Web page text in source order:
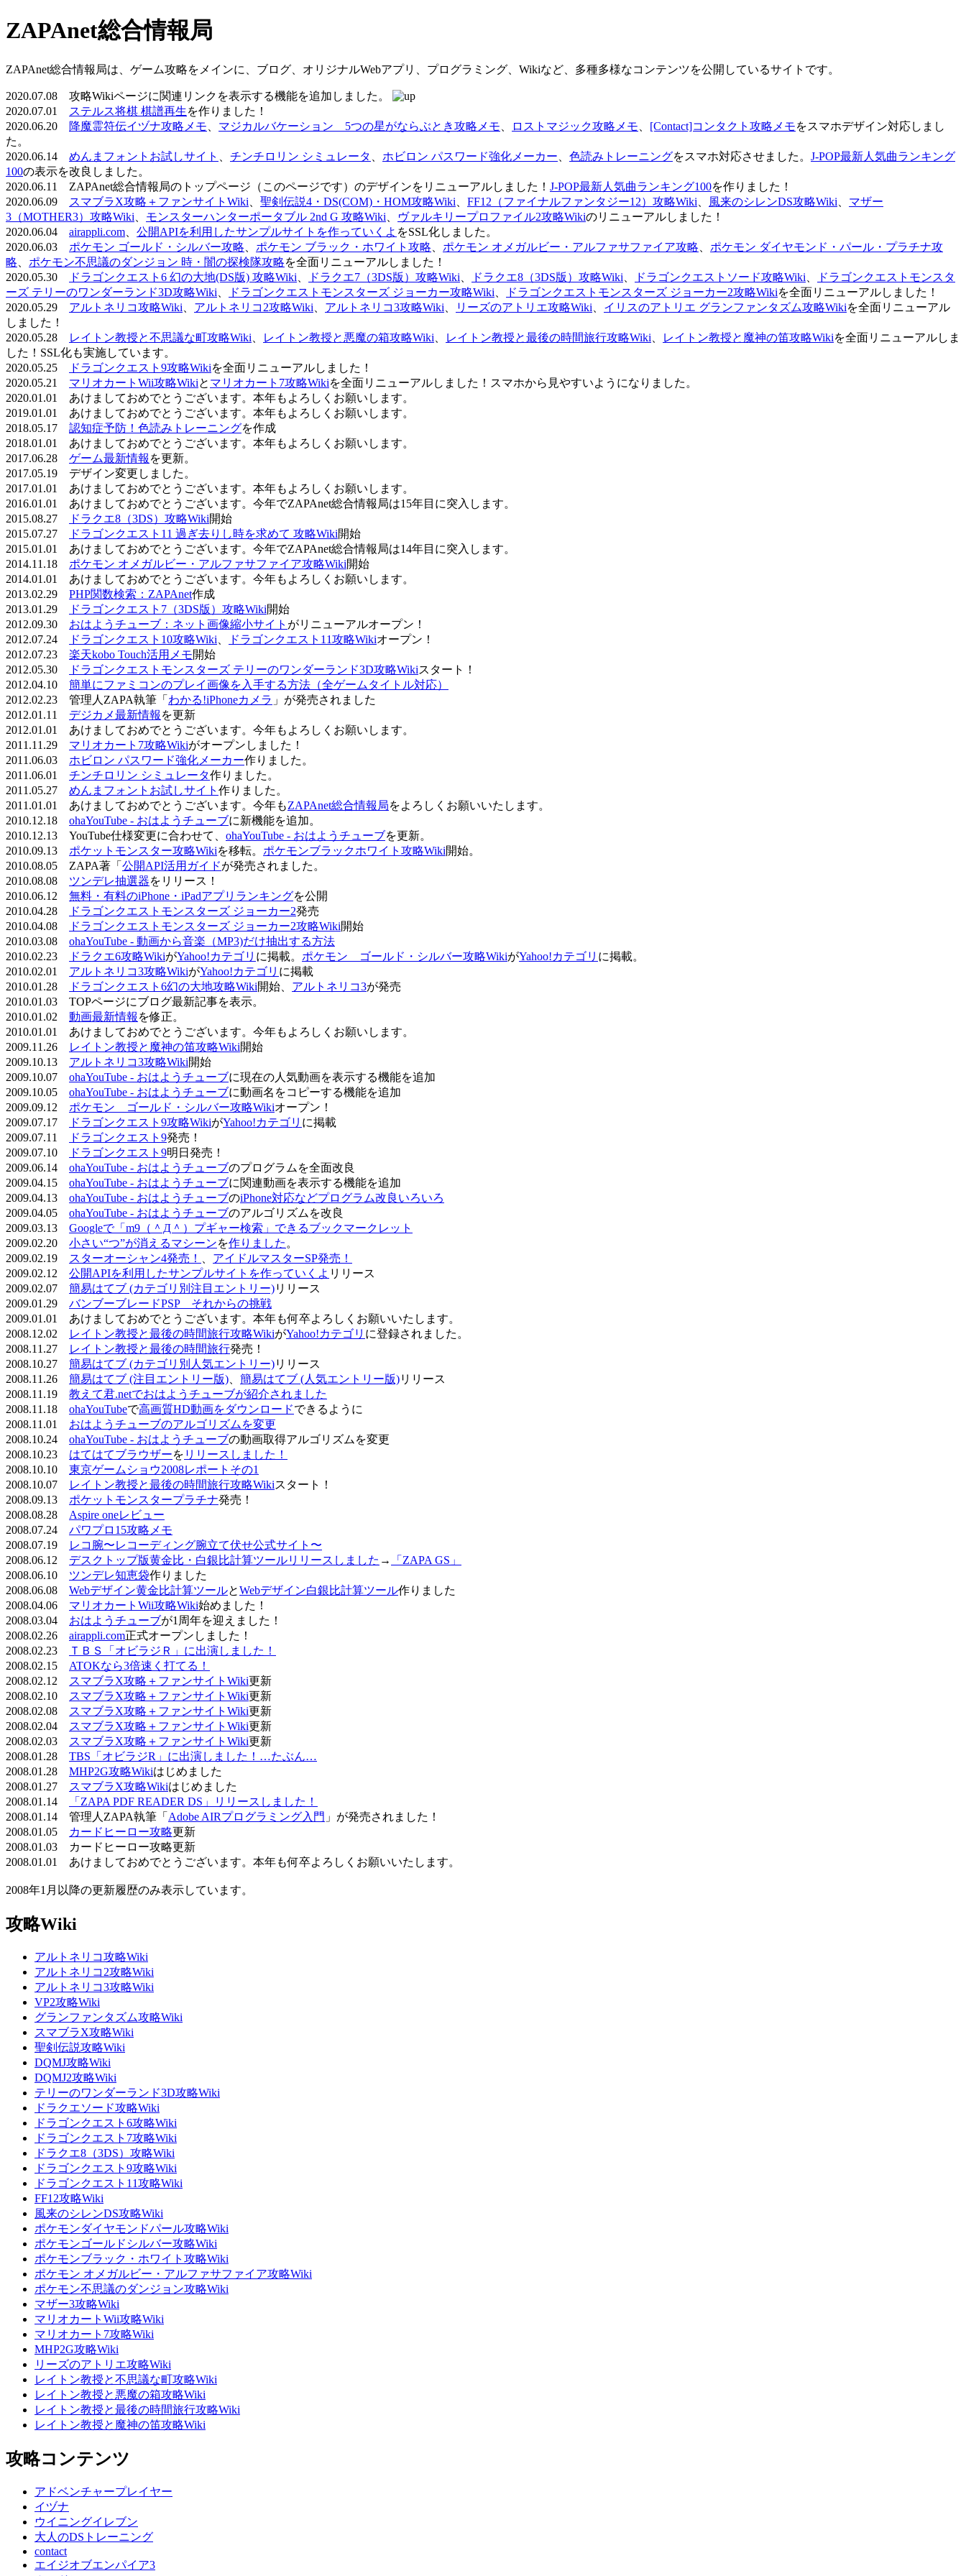
ZAPAnet総合情報局
ZAPAnet総合情報局は、ゲーム攻略をメインに、ブログ、オリジナルWebアプリ、プログラミング、Wikiなど、多種多様なコンテンツを公開しているサイトです。
2020.07.08 攻略Wikiページに関連リンクを表示する機能を追加しました。
2020.07.01
ステルス将棋 棋譜再生を作りました！
2020.06.20
降魔霊符伝イヅナ攻略メモ マジカルバケーション 5つの星がならぶとき攻略メモ ロストマジック攻略メモ [Contact]コンタクト攻略メモをスマホデザイン対応しまし
た。
2020.06.14 めんまフォントお試しサイト チンチロリン シミュレータ ホビロン パスワード強化メーカー 色読みトレーニングをスマホ対応させました。 J-POP最新人気曲ランキング
100の表示を改良しました。
2020.06.11 ZAPAnet総合情報局のトップページ（このページです）のデザインをリニューアルしました！ J-POP最新人気曲ランキング100を作りました！
2020.06.09
スマブラX攻略＋ファンサイトWiki 聖剣伝説4・DS(COM)・HOM攻略Wiki FF12（ファイナルファンタジー12）攻略Wiki 風来のシレンDS攻略Wiki
マザー
3（MOTHER3）攻略Wiki
モンスターハンターポータブル 2nd G 攻略Wiki ヴァルキリープロファイル2攻略Wikiのリニューアルしました！
2020.06.04 airappli.com 公開APIを利用したサンプルサイトを作っていくよ をSSL化しました。
2020.06.03 ポケモン ゴールド・シルバー攻略 ポケモン ブラック・ホワイト攻略 ポケモン オメガルビー・アルファサファイア攻略
ポケモン ダイヤモンド・パール・プラチナ攻
略
ポケモン不思議のダンジョン 時・闇の探検隊攻略を全面リニューアルしました！
2020.05.30
ドラゴンクエスト6 幻の大地(DS版) 攻略Wiki ドラクエ7（3DS版）攻略Wiki ドラクエ8（3DS版）攻略Wiki ドラゴンクエストソード攻略Wiki
ドラゴンクエストモンスタ
ーズ テリーのワンダーランド3D攻略Wiki
ドラゴンクエストモンスターズ ジョーカー攻略Wiki ドラゴンクエストモンスターズ ジョーカー2攻略Wikiを全面リニューアルしました！
2020.05.29 アルトネリコ攻略Wiki アルトネリコ2攻略Wiki アルトネリコ3攻略Wiki リーズのアトリエ攻略Wiki イリスのアトリエ グランファンタズム攻略Wikiを全面リニューアル
しました！
2020.05.28
レイトン教授と不思議な町攻略Wiki レイトン教授と悪魔の箱攻略Wiki レイトン教授と最後の時間旅行攻略Wiki レイトン教授と魔神の笛攻略Wikiを全面リニューアルしま
した！SSL化も実施しています。
2020.05.25
ドラゴンクエスト9攻略Wikiを全面リニューアルしました！
2020.05.21 マリオカートWii攻略Wikiと マリオカート7攻略Wikiを全面リニューアルしました！スマホから見やすいようになりました。
2020.01.01 あけましておめでとうございます。本年もよろしくお願いします。
2019.01.01 あけましておめでとうございます。本年もよろしくお願いします。
2018.05.17 認知症予防！色読みトレーニングを作成
2018.01.01 あけましておめでとうございます。本年もよろしくお願いします。
2017.06.28 ゲーム最新情報 を更新。
2017.05.19 デザイン変更しました。
2017.01.01 あけましておめでとうございます。本年もよろしくお願いします。
2016.01.01 あけましておめでとうございます。今年でZAPAnet総合情報局は15年目に突入します。
2015.08.27
ドラクエ8（3DS）攻略Wiki開始
2015.07.27
ドラゴンクエスト11 過ぎ去りし時を求めて 攻略Wiki開始
2015.01.01 あけましておめでとうございます。今年でZAPAnet総合情報局は14年目に突入します。
2014.11.18 ポケモン オメガルビー・アルファサファイア攻略Wiki開始
2014.01.01 あけましておめでとうございます。今年もよろしくお願いします。
2013.02.29 PHP関数検索：ZAPAnet作成
2013.01.29
ドラゴンクエスト7（3DS版）攻略Wiki開始
2012.09.30 おはようチューブ：ネット画像縮小サイト がリニューアルオープン！
2012.07.24
ドラゴンクエスト10攻略Wiki ドラゴンクエスト11攻略Wikiオープン！
2012.07.23 楽天kobo Touch活用メモ開始
2012.05.30
ドラゴンクエストモンスターズ テリーのワンダーランド3D攻略Wikiスタート！
2012.04.10 簡単にファミコンのプレイ画像を入手する方法（全ゲームタイトル対応）
2012.02.23 管理人ZAPA執筆「 わかる!iPhoneカメラ 」が発売されました
2012.01.11 デジカメ最新情報 を更新
2012.01.01 あけましておめでとうございます。今年もよろしくお願いします。
2011.11.29 マリオカート7攻略Wikiがオープンしました！
2011.06.03 ホビロン パスワード強化メーカー作りました。
2011.06.01 チンチロリン シミュレータ作りました。
2011.05.27 めんまフォントお試しサイト 作りました。
2011.01.01 あけましておめでとうございます。今年もZAPAnet総合情報局をよろしくお願いいたします。
2010.12.18 ohaYouTube - おはようチューブに新機能を追加。
2010.12.13 YouTube仕様変更に合わせて、 ohaYouTube - おはようチューブを更新。
2010.09.13 ポケットモンスター攻略Wikiを移転。 ポケモンブラックホワイト攻略Wiki開始。
2010.08.05 ZAPA著「 公開API活用ガイドが発売されました。
2010.08.08 ツンデレ抽選器をリリース！
2010.06.12 無料・有料のiPhone・iPadアプリランキングを公開
2010.04.28
ドラゴンクエストモンスターズ ジョーカー2発売
2010.04.08
ドラゴンクエストモンスターズ ジョーカー2攻略Wiki開始
2010.03.08 ohaYouTube - 動画から音楽（MP3)だけ抽出する方法
2010.02.23
ドラクエ6攻略WikiがYahoo!カテゴリ に掲載。 ポケモン ゴールド・シルバー攻略WikiがYahoo!カテゴリ に掲載。
2010.02.01 アルトネリコ3攻略WikiがYahoo!カテゴリ に掲載
2010.01.28
ドラゴンクエスト6幻の大地攻略Wiki開始、 アルトネリコ3が発売
2010.01.03 TOPページにブログ最新記事を表示。
2010.01.02 動画最新情報 を修正。
2010.01.01 あけましておめでとうございます。今年もよろしくお願いします。
2009.11.26
レイトン教授と魔神の笛攻略Wiki開始
2009.10.13 アルトネリコ3攻略Wiki開始
2009.10.07 ohaYouTube - おはようチューブに現在の人気動画を表示する機能を追加
2009.10.05 ohaYouTube - おはようチューブに動画名をコピーする機能を追加
2009.09.12 ポケモン ゴールド・シルバー攻略Wikiオープン！
2009.07.17
ドラゴンクエスト9攻略WikiがYahoo!カテゴリ に掲載
2009.07.11
ドラゴンクエスト9発売！
2009.07.10
ドラゴンクエスト9明日発売！
2009.06.14 ohaYouTube - おはようチューブのプログラムを全面改良
2009.04.15 ohaYouTube - おはようチューブに関連動画を表示する機能を追加
2009.04.13 ohaYouTube - おはようチューブのiPhone対応などプログラム改良いろいろ
2009.04.05 ohaYouTube - おはようチューブのアルゴリズムを改良
2009.03.13 Googleで「m9（＾Д＾）プギャー検索」できるブックマークレット
2009.02.20 小さい“つ”が消えるマシーンを作りました 。
2009.02.19
スターオーシャン4発売！
アイドルマスターSP発売！
2009.02.12 公開APIを利用したサンプルサイトを作っていくよ リリース
2009.02.07 簡易はてブ (カテゴリ別注目エントリー)リリース
2009.01.29 バンブーブレードPSP それからの挑戦
2009.01.01 あけましておめでとうございます。本年も何卒よろしくお願いいたします。
2008.12.02
レイトン教授と最後の時間旅行攻略WikiがYahoo!カテゴリ に登録されました。
2008.11.27
レイトン教授と最後の時間旅行発売！
2008.10.27 簡易はてブ (カテゴリ別人気エントリー)リリース
2008.11.26 簡易はてブ (注目エントリー版) 簡易はてブ (人気エントリー版)リリース
2008.11.19 教えて君.netでおはようチューブが紹介されました
2008.11.18 ohaYouTubeで高画質HD動画をダウンロードできるように
2008.11.01 おはようチューブのアルゴリズムを変更
2008.10.24 ohaYouTube - おはようチューブの動画取得アルゴリズムを変更
2008.10.23 はてはてブラウザーを リリースしました！
2008.10.10 東京ゲームショウ2008レポートその1
2008.10.07
レイトン教授と最後の時間旅行攻略Wikiスタート！
2008.09.13 ポケットモンスタープラチナ発売！
2008.08.28 Aspire oneレビュー
2008.07.24 パワプロ15攻略メモ
2008.07.19
レコ腕〜レコーディング腕立て伏せ公式サイト〜
2008.06.12 デスクトップ版黄金比・白銀比計算ツールリリースしました →
「ZAPA GS」
2008.06.10 ツンデレ知恵袋作りました
2008.06.08 Webデザイン黄金比計算ツールとWebデザイン白銀比計算ツール作りました
2008.04.06 マリオカートWii攻略Wiki始めました！
2008.03.04 おはようチューブが1周年を迎えました！
2008.02.26 airappli.com正式オープンしました！
2008.02.23
ＴＢＳ「オビラジＲ」に出演しました！
2008.02.15 ATOKなら3倍速く打てる！
2008.02.12
スマブラX攻略＋ファンサイトWiki更新
2008.02.10
スマブラX攻略＋ファンサイトWiki更新
2008.02.08
スマブラX攻略＋ファンサイトWiki更新
2008.02.04
スマブラX攻略＋ファンサイトWiki更新
2008.02.03
スマブラX攻略＋ファンサイトWiki更新
2008.01.28 TBS「オビラジR」に出演しました！…たぶん…
2008.01.28 MHP2G攻略Wikiはじめました
2008.01.27
スマブラX攻略Wikiはじめました
2008.01.14
「ZAPA PDF READER DS」リリースしました！
2008.01.14 管理人ZAPA執筆「 Adobe AIRプログラミング入門 」が発売されました！
2008.01.05
カードヒーロー攻略更新
2008.01.03 カードヒーロー攻略更新
2008.01.01 あけましておめでとうございます。本年も何卒よろしくお願いいたします。
2008年1月以降の更新履歴のみ表示しています。
攻略Wiki
アルトネリコ攻略Wiki
アルトネリコ2攻略Wiki
アルトネリコ3攻略Wiki
VP2攻略Wiki
グランファンタズム攻略Wiki
スマブラX攻略Wiki
聖剣伝説攻略Wiki
DQMJ攻略Wiki
DQMJ2攻略Wiki
テリーのワンダーランド3D攻略Wiki
ドラクエソード攻略Wiki
ドラゴンクエスト6攻略Wiki
ドラゴンクエスト7攻略Wiki
ドラクエ8（3DS）攻略Wiki
ドラゴンクエスト9攻略Wiki
ドラゴンクエスト11攻略Wiki
FF12攻略Wiki
風来のシレンDS攻略Wiki
ポケモンダイヤモンドパール攻略Wiki
ポケモンゴールドシルバー攻略Wiki
ポケモンブラック・ホワイト攻略Wiki
ポケモン オメガルビー・アルファサファイア攻略Wiki
ポケモン不思議のダンジョン攻略Wiki
マザー3攻略Wiki
マリオカートWii攻略Wiki
マリオカート7攻略Wiki
MHP2G攻略Wiki
リーズのアトリエ攻略Wiki
レイトン教授と不思議な町攻略Wiki
レイトン教授と悪魔の箱攻略Wiki
レイトン教授と最後の時間旅行攻略Wiki
レイトン教授と魔神の笛攻略Wiki
攻略コンテンツ
アドベンチャープレイヤー
イヅナ
ウイニングイレブン
大人のDSトレーニング
contact
エイジオブエンパイア3